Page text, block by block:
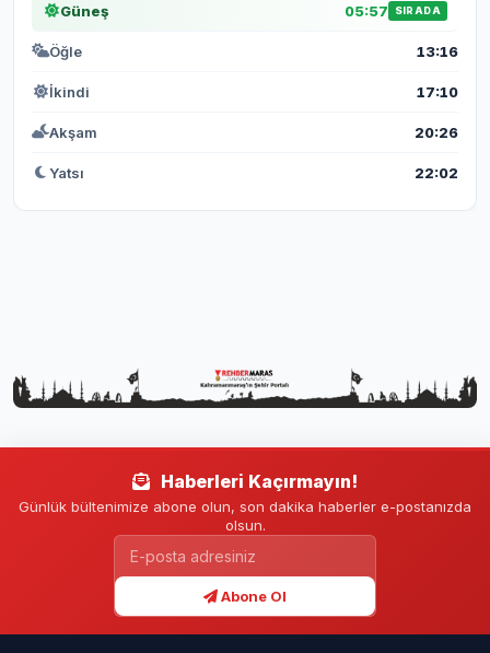
Güneş 05:57 SIRADA
Öğle 13:16
İkindi 17:10
Akşam 20:26
Yatsı 22:02
Haberleri Kaçırmayın!
Günlük bültenimize abone olun, son dakika haberler e-postanızda
olsun.
Abone Ol